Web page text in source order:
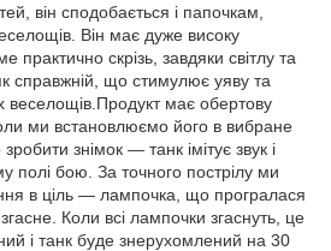
він сподобається і папочкам,
Він має дуже високу
практично скрізь, завдяки світлу та
справжній, що стимулює уяву та
веселощів.Продукт має обертову
ми встановлюємо його в вибране
знімок — танк імітує звук і
полі бою. За точного пострілу ми
в ціль — лампочка, що програлася
Коли всі лампочки згаснуть, це
і танк буде знерухомлений на 30